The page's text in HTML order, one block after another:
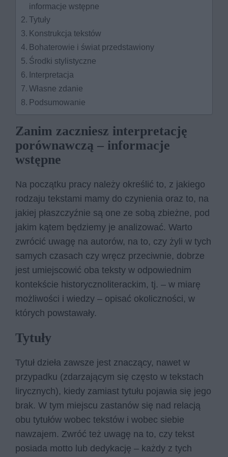
informacje wstępne
Tytuły
Konstrukcja tekstów
Bohaterowie i świat przedstawiony
Środki stylistyczne
Interpretacja
Własne zdanie
Podsumowanie
Zanim zaczniesz interpretację
porównawczą – informacje
wstępne
Na początku pracy należy określić to, z jakiego
rodzaju tekstami mamy do czynienia oraz to, na
jakiej płaszczyźnie są one ze sobą zbieżne, pod
jakim kątem będziemy je analizować. Warto
zwrócić uwagę na autorów, na to, czy żyli w tych
samych czasach czy wręcz przeciwnie, dobrze
jest umiejscowić oba teksty w odpowiednim
kontekście historycznoliterackim, tj. – w miarę
możliwości i wiedzy – opisać okoliczności, w
których powstawały.
Tytuły
Tytuł dzieła zawsze jest znaczący, nawet w
przypadku (zdarzającym się często w tekstach
lirycznych), kiedy zamiast tytułu pojawia się jego
brak. W tym miejscu zastanów się nad relacją
obu tytułów wobec tekstów i wobec siebie
nawzajem. Zwróć też uwagę na to, czy tekst
posiada motto lub dedykację – każdy z tych